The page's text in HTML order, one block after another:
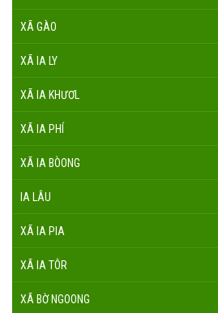
XÃ GÀO
XÃ IA LY
XÃ IA KHƯƠL
XÃ IA PHÍ
XÃ IA BÒONG
IA LÂU
XÃ IA PIA
XÃ IA TÔR
XÃ BỜ NGOONG